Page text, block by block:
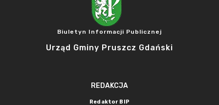
Biuletyn Informacji Publicznej
Urząd Gminy Pruszcz Gdański
REDAKCJA
Redaktor BIP